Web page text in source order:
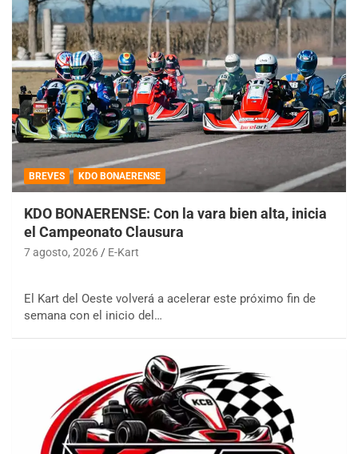
BREVES KDO BONAERENSE
KDO BONAERENSE: Con la vara bien alta, inicia
el Campeonato Clausura
7 agosto, 2026 E-Kart
El Kart del Oeste volverá a acelerar este próximo fin de
semana con el inicio del…